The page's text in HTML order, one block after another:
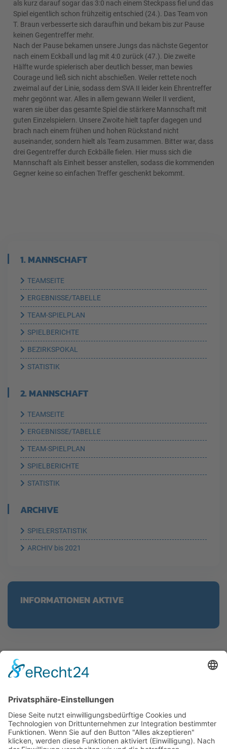
als kurz darauf sogar das 3:0 nach einem Steckpass fiel und das
Spiel eigentlich schon frühzeitig entschied (24.). Das Team von
T. Braun verbesserte sich daraufhin und bekam bis zur Pause
keinen Gegentreffer mehr.
Nach der Pause bekamen unsere Jungs das nächste Gegentor
nach einem Eckball und lag mit 4:0 zurück (47.). Die zweite
Hälfte wurde spielerisch aber deutlich besser, man bewies
Courage und ließ sich nicht abschießen. Weiler rettete noch
zweimal auf der Linie, sodass dem SVA II leider kein Ehrentreffer
mehr gegönnt war. Alles in allem gewann Weiler II verdient,
waren sie über das gesamte Spiel die stärkere Mannschaft mit
guten Einzelspielern. Unsere Zwoite hielt tapfer dagegen und
brach nach einem frühen und hohen Rückstand nicht
auseinander, sondern hielt als Team zusammen. Bitter war, dass
drei Gegentreffer durch Eckbälle fielen. Hier muss sich die
Mannschaft als Einheit besser anstellen, sodass die kommenden
Gegner keine so einfachen Treffer geschenkt bekommt.
1. MANNSCHAFT
TEAMSEITE
ERGEBNISSE/TABELLE
TEAM-SPIELPLAN
SPIELBERICHTE
BEZIRKSPOKAL
STATISTIK
2. MANNSCHAFT
TEAMSEITE
ERGEBNISSE/TABELLE
TEAM-SPIELPLAN
SPIELBERICHTE
STATISTIK
ARCHIVE
SPIELERSTATISTIK
ARCHIV bis 2021
INFORMATIONEN AKTIVE